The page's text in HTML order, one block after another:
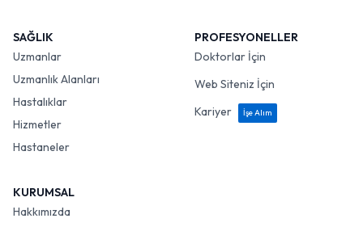
SAĞLIK
Uzmanlar
Uzmanlık Alanları
Hastalıklar
Hizmetler
Hastaneler
PROFESYONELLER
Doktorlar İçin
Web Siteniz İçin
Kariyer
İşe Alım
KURUMSAL
Hakkımızda